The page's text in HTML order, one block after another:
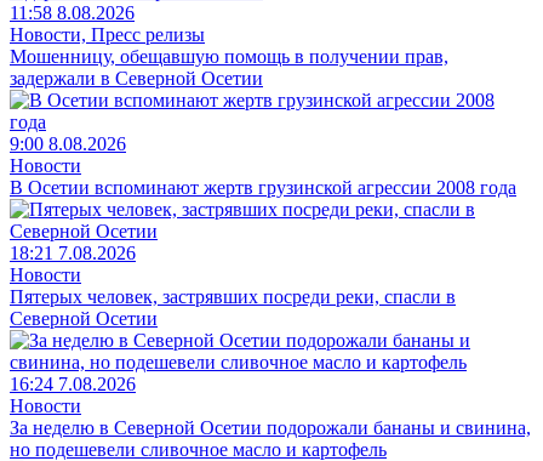
11:58 8.08.2026
Новости, Пресс релизы
Мошенницу, обещавшую помощь в получении прав,
задержали в Северной Осетии
9:00 8.08.2026
Новости
В Осетии вспоминают жертв грузинской агрессии 2008 года
18:21 7.08.2026
Новости
Пятерых человек, застрявших посреди реки, спасли в
Северной Осетии
16:24 7.08.2026
Новости
За неделю в Северной Осетии подорожали бананы и свинина,
но подешевели сливочное масло и картофель